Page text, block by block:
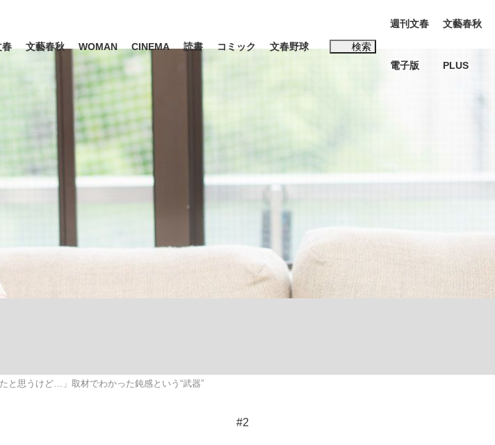
ライフ ビジネス
「最悪の空気のまま解散」WBC日本代表“敗戦”の真実 選手が明かす...
春 文藝春秋 WOMAN CINEMA 読書 コミック 文春野球 検索
キーワード入力
希 #森岡毅 #城彰二 #内田有紀
#松田聖子
週刊文春
電子版
文藝春秋
PLUS
と思うけど…」取材でわかった鈍感という“武器”
#2